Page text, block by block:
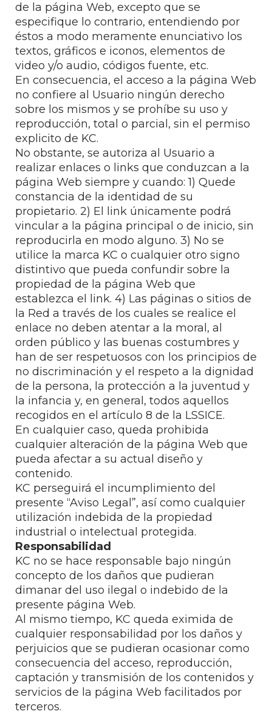
de la página Web, excepto que se
especifique lo contrario, entendiendo por
éstos a modo meramente enunciativo los
textos, gráficos e iconos, elementos de
video y/o audio, códigos fuente, etc.
En consecuencia, el acceso a la página Web
no confiere al Usuario ningún derecho
sobre los mismos y se prohíbe su uso y
reproducción, total o parcial, sin el permiso
explicito de KC.
No obstante, se autoriza al Usuario a
realizar enlaces o links que conduzcan a la
página Web siempre y cuando: 1) Quede
constancia de la identidad de su
propietario. 2) El link únicamente podrá
vincular a la página principal o de inicio, sin
reproducirla en modo alguno. 3) No se
utilice la marca KC o cualquier otro signo
distintivo que pueda confundir sobre la
propiedad de la página Web que
establezca el link. 4) Las páginas o sitios de
la Red a través de los cuales se realice el
enlace no deben atentar a la moral, al
orden público y las buenas costumbres y
han de ser respetuosos con los principios de
no discriminación y el respeto a la dignidad
de la persona, la protección a la juventud y
la infancia y, en general, todos aquellos
recogidos en el artículo 8 de la LSSICE.
En cualquier caso, queda prohibida
cualquier alteración de la página Web que
pueda afectar a su actual diseño y
contenido.
KC perseguirá el incumplimiento del
presente “Aviso Legal”, así como cualquier
utilización indebida de la propiedad
industrial o intelectual protegida.
Responsabilidad
KC no se hace responsable bajo ningún
concepto de los daños que pudieran
dimanar del uso ilegal o indebido de la
presente página Web.
Al mismo tiempo, KC queda eximida de
cualquier responsabilidad por los daños y
perjuicios que se pudieran ocasionar como
consecuencia del acceso, reproducción,
captación y transmisión de los contenidos y
servicios de la página Web facilitados por
terceros.